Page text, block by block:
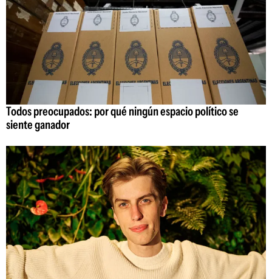
Todos preocupados: por qué ningún espacio político se
siente ganador